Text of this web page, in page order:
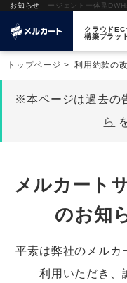
お知らせ
る「AIエージェント一体型DWH基
クラウドEC
構築プラッ
トップページ > 利用約款の
※本ページは過去の
ら
メルカート
のお知
平素は弊社のメルカ
利用いただき、